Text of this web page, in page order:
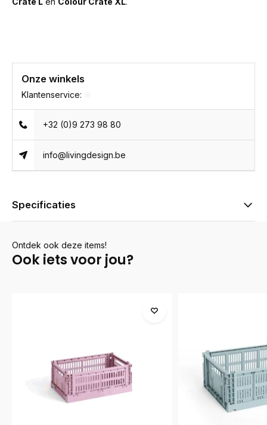
Onze winkels
Klantenservice:
+32 (0)9 273 98 80
info@livingdesign.be
Specificaties
Ontdek ook deze items!
Ook iets voor jou?